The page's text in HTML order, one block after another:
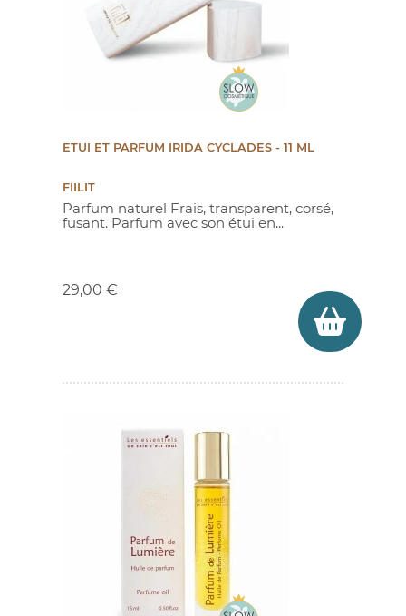
ETUI ET PARFUM IRIDA CYCLADES - 11 ML
FIILIT
Parfum naturel Frais, transparent, corsé,
fusant. Parfum avec son étui en...
29,00 €